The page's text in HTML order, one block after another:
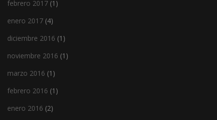
febrero 2017 (1)
enero 2017 (4)
diciembre 2016 (1)
noviembre 2016 (1)
marzo 2016 (1)
febrero 2016 (1)
enero 2016 (2)